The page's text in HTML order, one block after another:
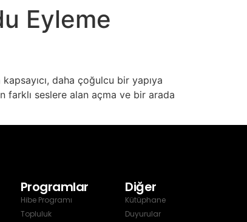
Eyleme
daha çoğulcu bir yapıya
farklı seslere alan açma ve bir arada
Programlar
Hibe Programı
Topluluk
Diğer
Kütüphane
Duyurular